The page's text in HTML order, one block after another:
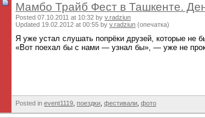
Мамбо Трайб Фест в Ташкенте.
Posted 07.10.2011 at 10:32 by v.radziun
Updated 19.02.2012 at 00:55 by v.radziun (опечатка)
Я уже устал слушать попрёки друзей, которые не
«Вот поехал бы с нами — узнал бы», — уже не
Posted in event1119 поездки фестивали фото